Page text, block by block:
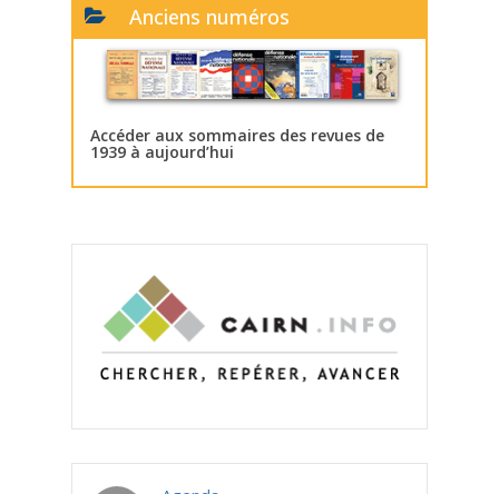
Anciens numéros
Accéder aux sommaires des revues de
1939 à aujourd’hui